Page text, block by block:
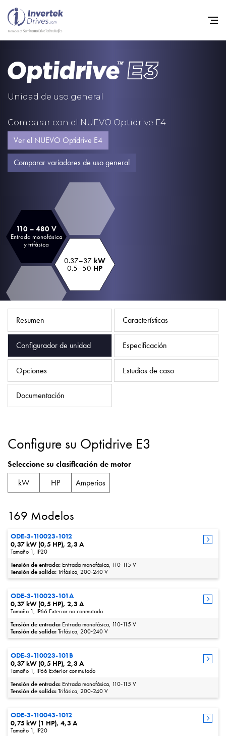
Unidad de uso general
Comparar con el NUEVO Optidrive E4
Ver el NUEVO Optidrive E4
Comparar variadores de uso general
110 – 480 V
Entrada monofásica
y trifásica
0.37–37 kW
0.5–50 HP
Resumen Características
Configurador de unidad Especificación
Opciones Estudios de caso
Documentación
Configure su Optidrive E3
Seleccione su clasificación de motor
kW
HP Amperios
169 Modelos
ODE-3-110023-1012
0,37 kW (0,5 HP), 2,3 A
Tamaño 1, IP20
Tensión de entrada: Entrada monofásica, 110‑115 V
Tensión de salida:Trifásica, 200‑240 V
ODE-3-110023-101A
0,37 kW (0,5 HP), 2,3 A
Tamaño 1, IP66 Exterior no conmutado
Tensión de entrada: Entrada monofásica, 110‑115 V
Tensión de salida:Trifásica, 200‑240 V
ODE-3-110023-101B
0,37 kW (0,5 HP), 2,3 A
Tamaño 1, IP66 Exterior conmutado
Tensión de entrada: Entrada monofásica, 110‑115 V
Tensión de salida:Trifásica, 200‑240 V
ODE-3-110043-1012
0,75 kW (1 HP), 4,3 A
Tamaño 1, IP20
Home